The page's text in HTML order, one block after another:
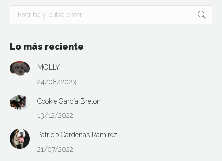
Buscar:
Lo más reciente
MOLLY
24/08/2023
Cookie García Breton
13/12/2022
Patricio Cárdenas Ramírez
21/07/2022